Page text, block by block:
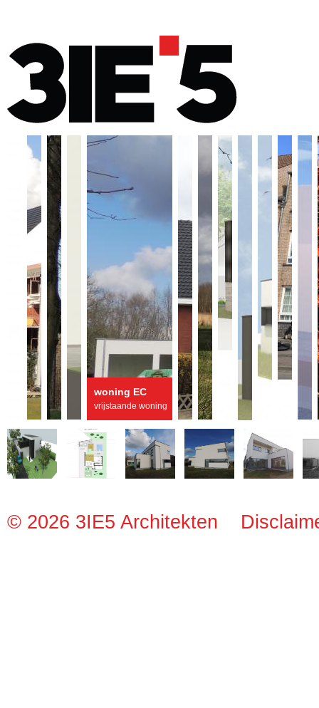
woning EC
vrijstaande woning
© 2026 3IE5 Architekten